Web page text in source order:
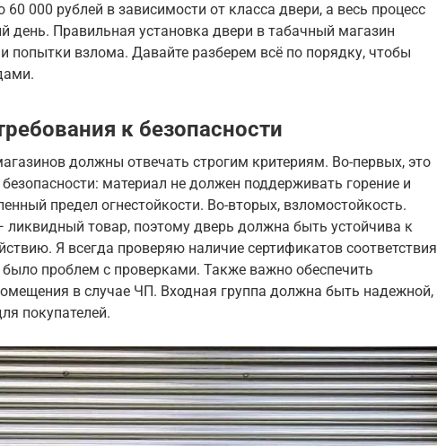
60 000 рублей в зависимости от класса двери, а весь процесс
день. Правильная установка двери в табачный магазин
попытки взлома. Давайте разберем всё по порядку, чтобы
к безопасности
должны отвечать строгим критериям. Во-первых, это
материал не должен поддерживать горение и
предел огнестойкости. Во-вторых, взломостойкость.
ликвидный товар, поэтому дверь должна быть устойчива к
Я всегда проверяю наличие сертификатов соответствия
было проблем с проверками. Также важно обеспечить
в случае ЧП. Входная группа должна быть надежной,
покупателей.